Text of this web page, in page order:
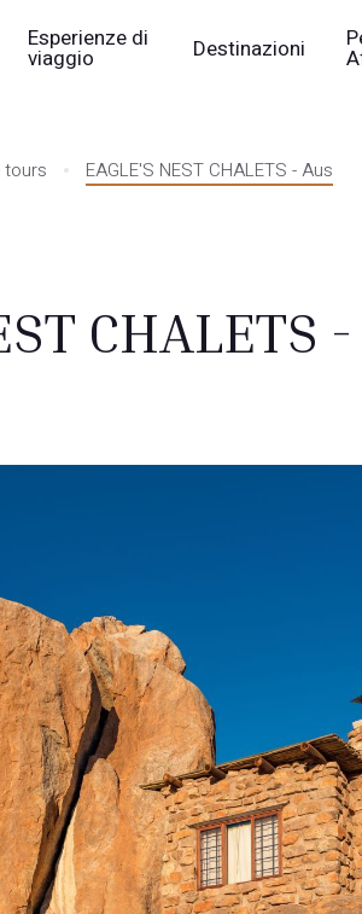
Esperienze di
viaggio Destinazioni
tours EAGLE'S NEST CHALETS - Aus
CHALETS